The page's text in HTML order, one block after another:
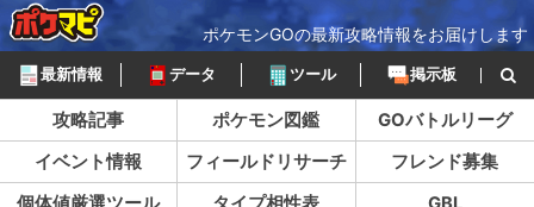
ポケモンGOの最新攻略情報をお届けします
最新情報 データ ツール 掲示板
攻略記事 ポケモン図鑑
GOバトルリーグ
イベント情報
フィールドリサーチ
フレンド募集